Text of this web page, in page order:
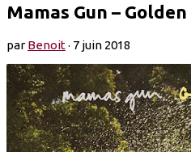
Mamas Gun – Golden
parBenoit· 7 juin 2018